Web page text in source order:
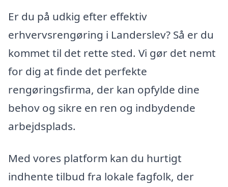
Er du på udkig efter effektiv
erhvervsrengøring i Landerslev? Så er du
kommet til det rette sted. Vi gør det nemt
for dig at finde det perfekte
rengøringsfirma, der kan opfylde dine
behov og sikre en ren og indbydende
arbejdsplads.
Med vores platform kan du hurtigt
indhente tilbud fra lokale fagfolk, der